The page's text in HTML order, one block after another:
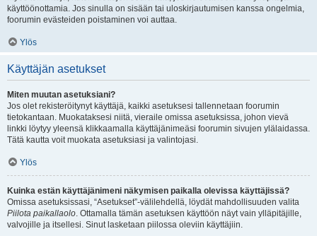
käyttöönottamia. Jos sinulla on sisään tai uloskirjautumisen kanssa ongelmia,
foorumin evästeiden poistaminen voi auttaa.
Ylös
Käyttäjän asetukset
Miten muutan asetuksiani?
Jos olet rekisteröitynyt käyttäjä, kaikki asetuksesi tallennetaan foorumin
tietokantaan. Muokataksesi niitä, vieraile omissa asetuksissa, johon vievä
linkki löytyy yleensä klikkaamalla käyttäjänimeäsi foorumin sivujen ylälaidassa.
Tätä kautta voit muokata asetuksiasi ja valintojasi.
Ylös
Kuinka estän käyttäjänimeni näkymisen paikalla olevissa käyttäjissä?
Omissa asetuksissasi, “Asetukset”-välilehdellä, löydät mahdollisuuden valita
Piilota paikallaolo. Ottamalla tämän asetuksen käyttöön näyt vain ylläpitäjille,
valvojille ja itsellesi. Sinut lasketaan piilossa oleviin käyttäjiin.